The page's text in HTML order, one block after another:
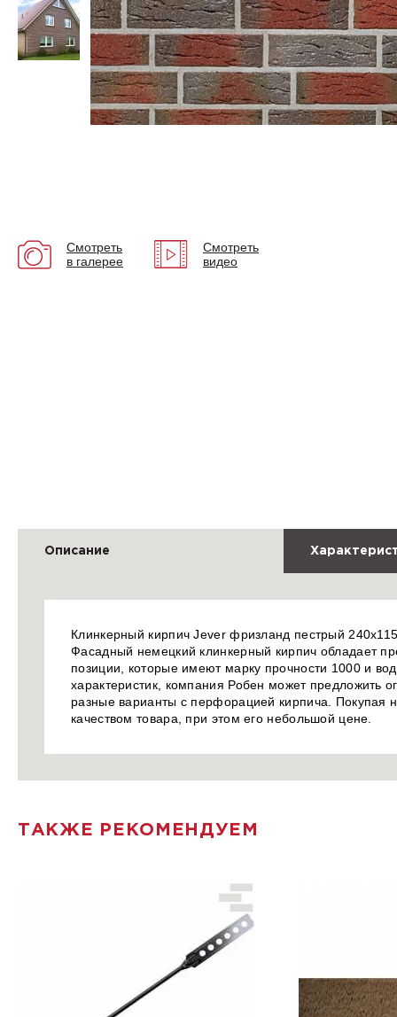
Смотреть
в галерее
Смотреть
видео
Описание
Клинкерный кирпич Jever фризланд пестрый
Фасадный немецкий клинкерный кирпич обладает
позиции, которые имеют марку прочности 1000 и
характеристик, компания Робен может предложить
разные варианты с перфорацией кирпича. Покупая
качеством товара, при этом его небольшой цене.
ТАКЖЕ РЕКОМЕНДУЕМ